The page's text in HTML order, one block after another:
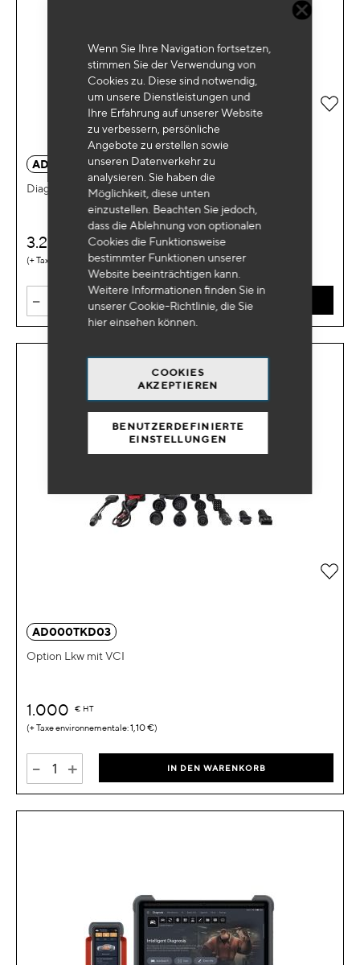
Wenn Sie Ihre Navigation fortsetzen,
stimmen Sie der Verwendung von
Cookies zu. Diese sind notwendig,
um unsere Dienstleistungen und
Ihre Erfahrung auf unserer Website
zu verbessern, persönliche
Angebote zu erstellen sowie
unseren Datenverkehr zu
analysieren. Sie haben die
Möglichkeit, diese unten
einzustellen. Beachten Sie jedoch,
dass die Ablehnung von optionalen
Cookies die Funktionsweise
bestimmter Funktionen unserer
Website beeinträchtigen kann.
Weitere Informationen finden Sie in
unserer Cookie-Richtlinie, die Sie
hiereinsehen können.
COOKIES
AKZEPTIEREN
BENUTZERDEFINIERTE
EINSTELLUNGEN
ADTKT04EMX
Diagnostisches Werkzeug Euro Master X 10
3.200 HT
1,55 €
- IN DEN WARENKORB
Zur
AD000TKD03
Option Lkw mit VCI
1.000 € HT
1,10 €
- + IN DEN WARENKORB
Zur